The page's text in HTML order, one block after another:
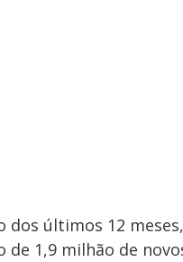
dos últimos 12
de 1,9 milhão de